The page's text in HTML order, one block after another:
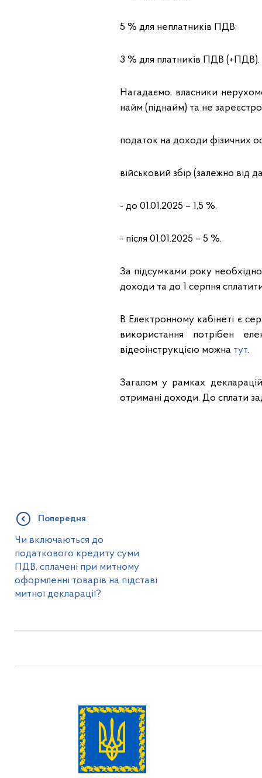
5 % для неплатників ПДВ;
3 % для платників ПДВ (+ПДВ).
Нагадаємо, власники
найм (піднайм) та не
податок на доходи фізичних
військовий збір (залежно від
- до 01.01.2025 – 1,5 %,
- після 01.01.2025 – 5 %.
За підсумками року
доходи та до 1 серпня
В Електронному кабінеті є
використання потрібен
відеоінструкцією можна тут.
Загалом у рамках
отримані доходи. До сплати
Попередня
Чи включаються до
податкового кредиту суми
ПДВ, сплачені при митному
оформленні товарів на підставі
митної декларації?